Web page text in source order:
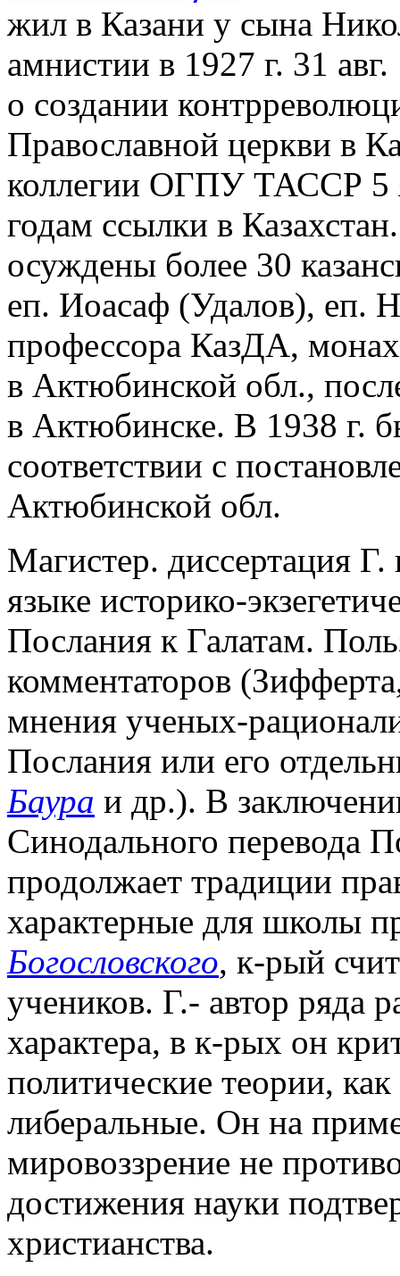
жил в Казани у сына
амнистии в 1927 г. 31
о создании
Православной церкви в
коллегии ОГПУ ТАССР 5
годам ссылки в
осуждены более 30
еп. Иоасаф (Удалов), еп.
профессора КазДА,
в Актюбинской обл.,
в Актюбинске. В 1938 г.
соответствии с
Актюбинской обл.
Магистер. диссертация Г.
языке историко-
Послания к Галатам.
комментаторов
мнения ученых-
Послания или его
Баура и др.). В
Синодального перевода
продолжает традиции
характерные для школы
Богословского, к-рый
учеников. Г.- автор ряда
характера, в к-рых он
политические теории,
либеральные. Он на
мировоззрение не
достижения науки
христианства.